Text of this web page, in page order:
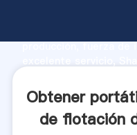
producción, fuerza de
valor y aporta valores
Obtener
de flotación